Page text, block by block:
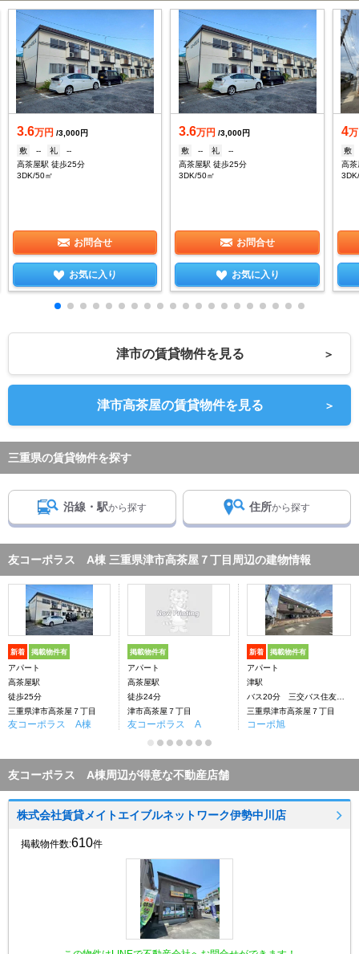
3.6万円 /3,000円
敷
-- 礼
--
高茶屋駅 徒歩25分
3DK/50㎡
お問合せ
お気に入り
3.6万円 /3,000円
敷
-- 礼
--
高茶屋駅 徒歩25分
3DK/50㎡
お問合せ
お気に入り
4
敷
高
津市の賃貸物件を見る ＞
津市高茶屋の賃貸物件を見る ＞
三重県の賃貸物件を探す
沿線・駅から探す 住所から探す
友コーポラス A棟 三重県津市高茶屋７丁目周辺の建物情報
新着 掲載物件有
アパート
高茶屋駅
徒歩25分
三重県津市高茶屋７丁目
友コーポラス A棟
掲載物件有
アパート
高茶屋駅
徒歩24分
津市高茶屋７丁目
友コーポラス A
新着 掲載物件有
アパート
津駅
バス20分 三交バス住友前下車：停歩3分
三重県津市高茶屋７丁目
コーポ旭
友コーポラス A棟周辺が得意な不動産店舗
株式会社賃貸メイトエイブルネットワーク伊勢中川店
掲載物件数:610件